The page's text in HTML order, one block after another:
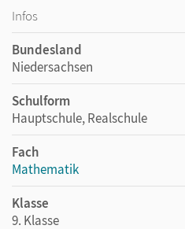
Infos
Bundesland
Niedersachsen
Schulform
Hauptschule, Realschule
Fach
Mathematik
Klasse
9. Klasse